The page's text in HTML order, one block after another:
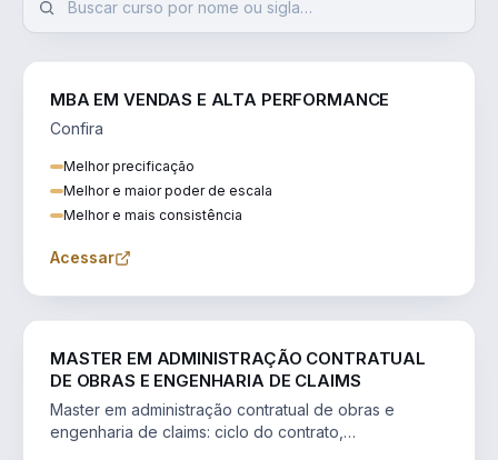
MBA EM VENDAS E ALTA PERFORMANCE
Confira
Melhor precificação
Melhor e maior poder de escala
Melhor e mais consistência
Acessar
MASTER EM ADMINISTRAÇÃO CONTRATUAL
DE OBRAS E ENGENHARIA DE CLAIMS
Master em administração contratual de obras e
engenharia de claims: ciclo do contrato,